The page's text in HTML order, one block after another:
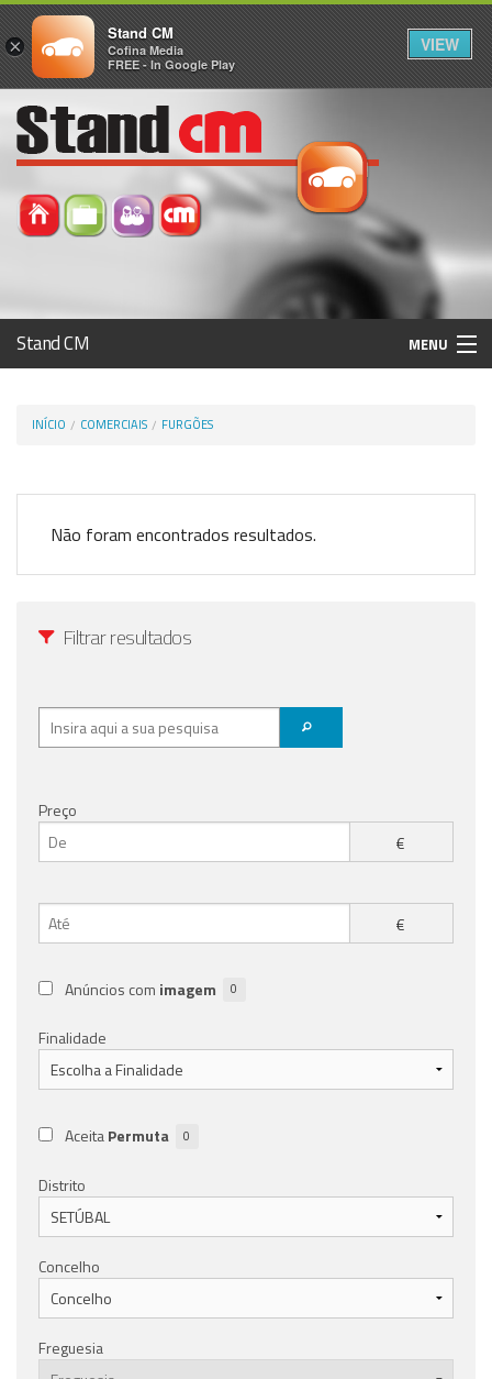
Stand CM MENU
Registo / Login
Anunciar Agora
INÍCIO COMERCIAIS FURGÕES
Não foram encontrados resultados.
Filtrar resultados
Preço
€
€
Anúncios com imagem 0
Finalidade
AceitaPermuta 0
Distrito
Concelho
Freguesia
×
Stand CM
Cofina Media
FREE - In Google Play
VIEW